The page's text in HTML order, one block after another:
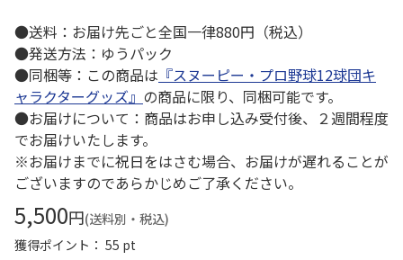
●送料：お届け先ごと全国一律880円（税込）
●発送方法：ゆうパック
●同梱等：この商品は 『スヌーピー・プロ野球12球団キ
ャラクターグッズ』 の商品に限り、同梱可能です。
●お届けについて：商品はお申し込み受付後、２週間程度
でお届けいたします。
※お届けまでに祝日をはさむ場合、お届けが遅れることが
ございますのであらかじめご了承ください。
5,500円(送料別・税込)
獲得ポイント： 55 pt